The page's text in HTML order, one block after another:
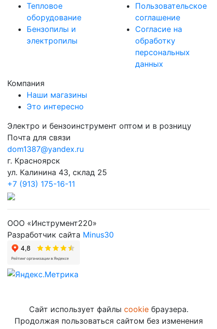
Тепловое
оборудование
Бензопилы и
электропилы
Пользовательское
соглашение
Согласие на
обработку
персональных
данных
Компания
Наши магазины
Это интересно
Электро и бензоинструмент оптом и в розницу
Почта для связи
dom1387@yandex.ru
г. Красноярск
ул. Калинина 43, склад 25
+7 (913) 175-16-11
ООО «Инструмент220»
Разработчик сайта Minus30
Сайт использует файлы cookieбраузера.
Продолжая пользоваться сайтом без изменения